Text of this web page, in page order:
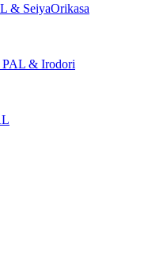
& SeiyaOrikasa
PAL & Irodori